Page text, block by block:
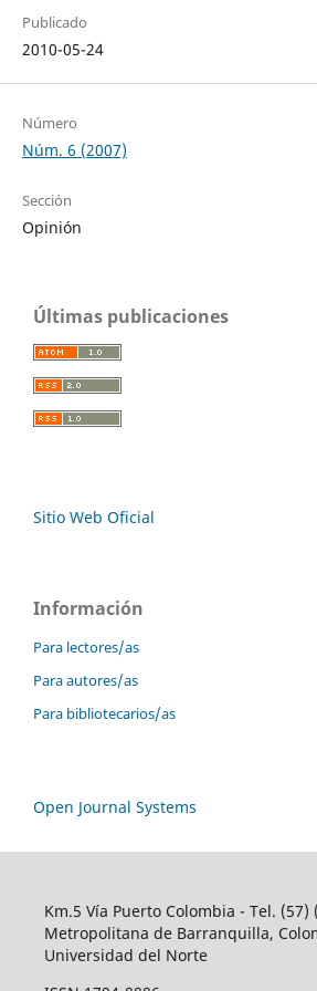
Publicado
2010-05-24
Número
Núm. 6 (2007)
Sección
Opinión
Últimas publicaciones
Sitio Web Oficial
Información
Para lectores/as
Para autores/as
Para bibliotecarios/as
Open Journal Systems
Km.5 Vía Puerto Colombia - Tel. (57)
Metropolitana de Barranquilla,
Universidad del Norte